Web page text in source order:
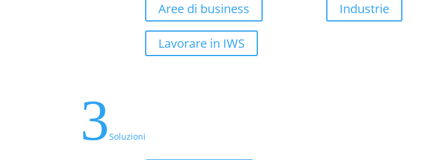
Aree di business
Lavorare in IWS
Industrie
3Soluzioni